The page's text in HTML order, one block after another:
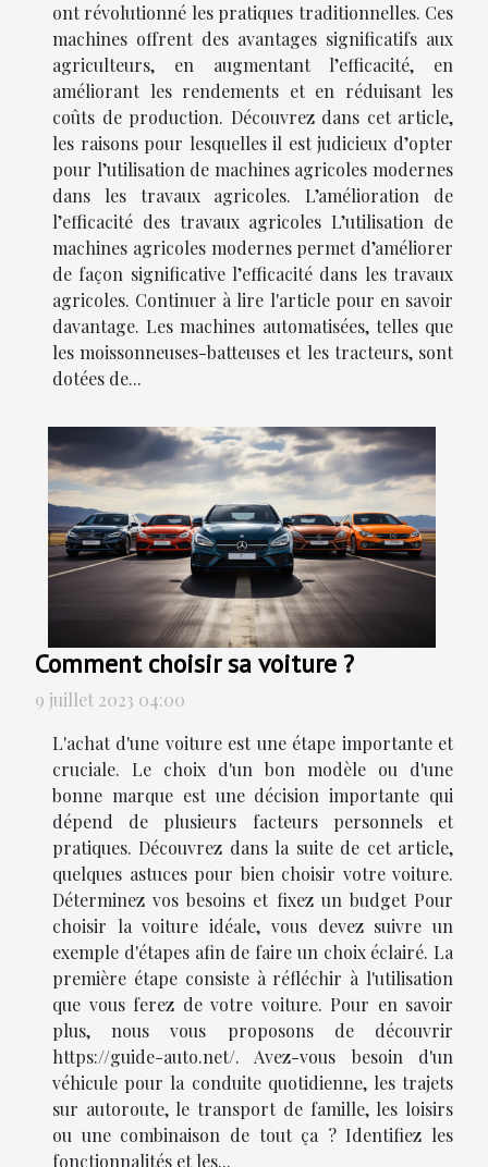
ont révolutionné les pratiques traditionnelles. Ces
machines offrent des avantages significatifs aux
agriculteurs, en augmentant l’efficacité, en
améliorant les rendements et en réduisant les
coûts de production. Découvrez dans cet article,
les raisons pour lesquelles il est judicieux d’opter
pour l’utilisation de machines agricoles modernes
dans les travaux agricoles. L’amélioration de
l’efficacité des travaux agricoles L’utilisation de
machines agricoles modernes permet d’améliorer
de façon significative l’efficacité dans les travaux
agricoles. Continuer à lire l'article pour en savoir
davantage. Les machines automatisées, telles que
les moissonneuses-batteuses et les tracteurs, sont
dotées de...
Comment choisir sa voiture ?
9 juillet 2023 04:00
L'achat d'une voiture est une étape importante et
cruciale. Le choix d'un bon modèle ou d'une
bonne marque est une décision importante qui
dépend de plusieurs facteurs personnels et
pratiques. Découvrez dans la suite de cet article,
quelques astuces pour bien choisir votre voiture.
Déterminez vos besoins et fixez un budget Pour
choisir la voiture idéale, vous devez suivre un
exemple d'étapes afin de faire un choix éclairé. La
première étape consiste à réfléchir à l'utilisation
que vous ferez de votre voiture. Pour en savoir
plus, nous vous proposons de découvrir
https://guide-auto.net/. Avez-vous besoin d'un
véhicule pour la conduite quotidienne, les trajets
sur autoroute, le transport de famille, les loisirs
ou une combinaison de tout ça ? Identifiez les
fonctionnalités et les...